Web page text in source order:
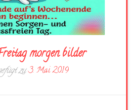
morgen bilder
zu3. Mai 2019